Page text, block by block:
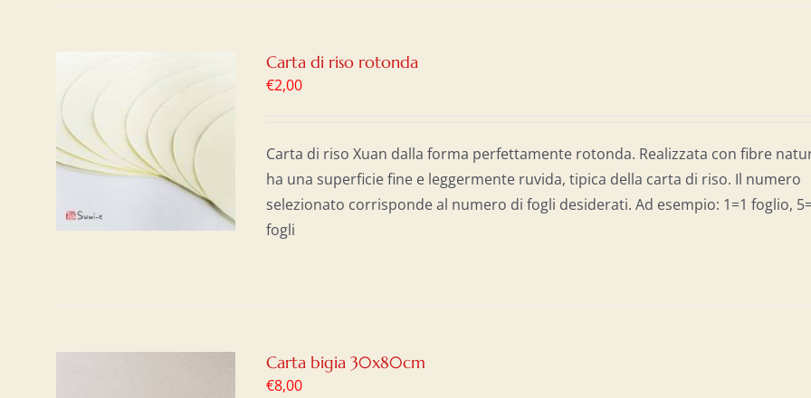
Carta di riso rotonda
€2,00
Carta di riso Xuan dalla forma perfettamente rotonda. Realizzata con fibre
ha una superficie fine e leggermente ruvida, tipica della carta di riso. Il numero
selezionato corrisponde al numero di fogli desiderati. Ad esempio: 1=1 foglio,
fogli
Carta bigia 30x80cm
€8,00